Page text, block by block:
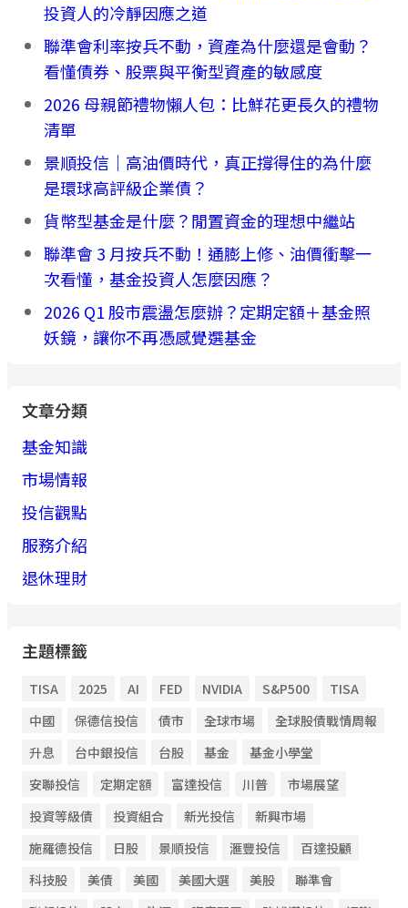
投資人的冷靜因應之道
聯準會利率按兵不動，資產為什麼還是會動？
看懂債券、股票與平衡型資產的敏感度
2026 母親節禮物懶人包：比鮮花更長久的禮物
清單
景順投信｜高油價時代，真正撐得住的為什麼
是環球高評級企業債？
貨幣型基金是什麼？閒置資金的理想中繼站
聯準會 3 月按兵不動！通膨上修、油價衝擊一
次看懂，基金投資人怎麼因應？
2026 Q1 股市震盪怎麼辦？定期定額＋基金照
妖鏡，讓你不再憑感覺選基金
文章分類
基金知識
市場情報
投信觀點
服務介紹
退休理財
主題標籤
TISA 2025 AI FED NVIDIA S&P500
TISA
中國
保德信投信 債市 全球市場
全球股債戰情周報
升息
台中銀投信 台股 基金
基金小學堂
安聯投信
定期定額 富達投信 川普
市場展望
投資等級債
投資組合 新光投信
新興市場
施羅德投信
日股 景順投信 滙豐投信
百達投顧
科技股
美債 美國 美國大選 美股
聯準會